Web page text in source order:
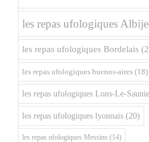
les repas ufologiques
les repas ufologiques Bordelais
les repas ufologiques buenos-aires (18)
les repas ufologiques Lons-Le-
les repas ufologiques lyonnais (20)
les repas ufologiques Messins (14)